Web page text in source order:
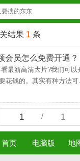
结果 1 条
会员怎么免费开通？
最新高清大片?我们可以
花钱的。其实有种方法可
1 / 1
首页 电脑版 地